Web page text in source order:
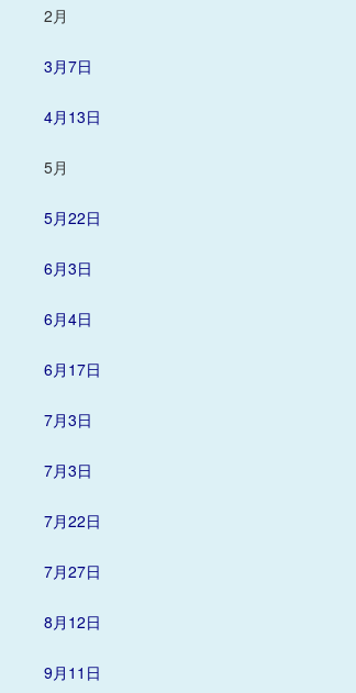
2月
3月7日
4月13日
5月
5月22日
6月3日
6月4日
6月17日
7月3日
7月3日
7月22日
7月27日
8月12日
9月11日